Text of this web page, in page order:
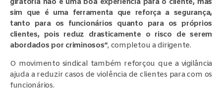
sim que é uma ferramenta que reforça a segurança,
tanto para os funcionários quanto para os próprios
clientes, pois reduz drasticamente o risco de serem
abordados por criminosos”, completou a dirigente.
O movimento sindical também reforçou que a vigilância
ajuda a reduzir casos de violência de clientes para com os
funcionários.